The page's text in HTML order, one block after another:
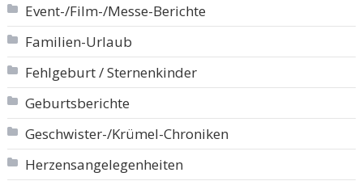
Event-/Film-/Messe-Berichte
Familien-Urlaub
Fehlgeburt / Sternenkinder
Geburtsberichte
Geschwister-/Krümel-Chroniken
Herzensangelegenheiten